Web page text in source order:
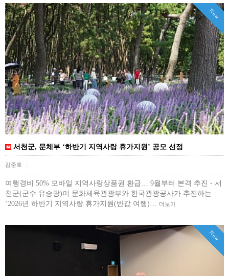
New
서천군, 문체부 ‘하반기 지역사랑 휴가지원’ 공모 선정
김준호
여행경비 50% 모바일 지역사랑상품권 환급… 9월부터 본격 추진 - 서
천군(군수 유승광)이 문화체육관광부와 한국관광공사가 추진하는
‘2026년 하반기 지역사랑 휴가지원(반값 여행)…
더보기
New